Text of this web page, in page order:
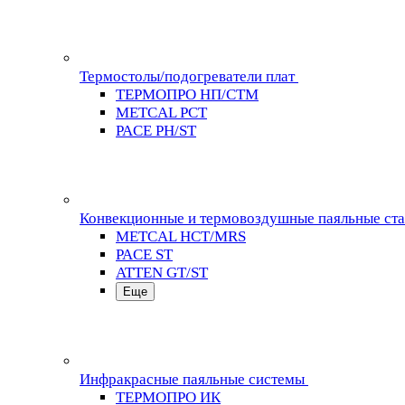
Термостолы/подогреватели плат
ТЕРМОПРО НП/СТМ
METCAL PCT
PACE PH/ST
Конвекционные и термовоздушные паяльные
METCAL HCT/MRS
PACE ST
ATTEN GT/ST
Еще
Инфракрасные паяльные системы
ТЕРМОПРО ИК